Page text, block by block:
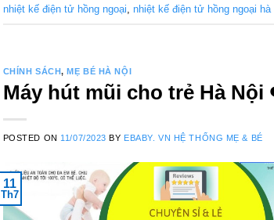
nhiệt kế điện tử hồng ngoại nhiệt kế điện tử hồng ngoại hà
CHÍNH SÁCH,MẸ BÉ HÀ NỘI
Máy hút mũi cho trẻ Hà
POSTED ON 11/07/2023 BY EBABY. VN HỆ THỐNG MẸ & BÉ
11
Th7